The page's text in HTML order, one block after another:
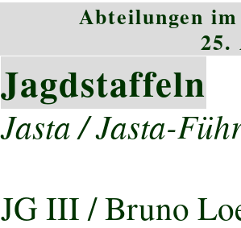
Abteilungen
25.
Jagdstaffeln
Jasta / Jasta-
JG III/ Bruno